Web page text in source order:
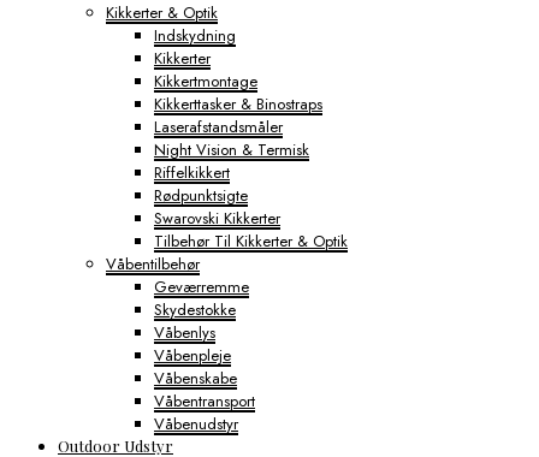
Kikkerter & Optik
Indskydning
Kikkerter
Kikkertmontage
Kikkerttasker & Binostraps
Laserafstandsmåler
Night Vision & Termisk
Riffelkikkert
Rødpunktsigte
Swarovski Kikkerter
Tilbehør Til Kikkerter & Optik
Våbentilbehør
Geværremme
Skydestokke
Våbenlys
Våbenpleje
Våbenskabe
Våbentransport
Våbenudstyr
Outdoor Udstyr